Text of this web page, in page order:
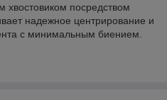
хвостовиком посредством
надежное центрирование и
с минимальным биением.